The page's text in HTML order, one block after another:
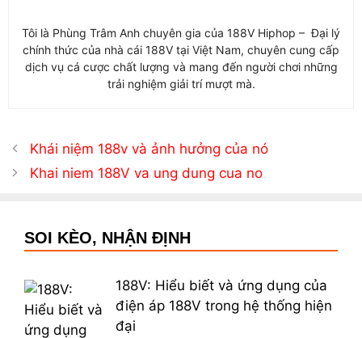
Tôi là Phùng Trâm Anh chuyên gia của 188V Hiphop – Đại lý
chính thức của nhà cái 188V tại Việt Nam, chuyên cung cấp
dịch vụ cá cược chất lượng và mang đến người chơi những
trải nghiệm giải trí mượt mà.
Khái niệm 188v và ảnh hưởng của nó
Khai niem 188V va ung dung cua no
SOI KÈO, NHẬN ĐỊNH
188V: Hiểu biết và ứng dụng của
điện áp 188V trong hệ thống hiện
đại